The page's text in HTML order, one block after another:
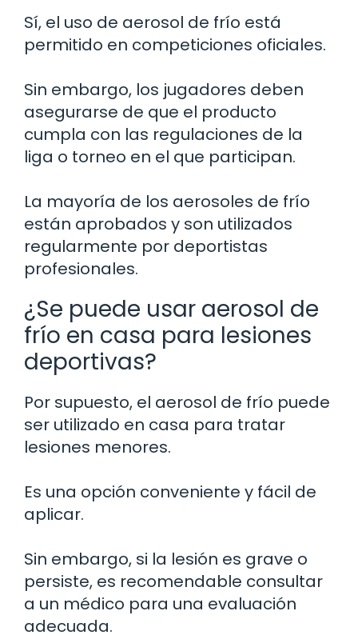
Sí, el uso de aerosol de frío está
permitido en competiciones oficiales.
Sin embargo, los jugadores deben
asegurarse de que el producto
cumpla con las regulaciones de la
liga o torneo en el que participan.
La mayoría de los aerosoles de frío
están aprobados y son utilizados
regularmente por deportistas
profesionales.
¿Se puede usar aerosol de
frío en casa para lesiones
deportivas?
Por supuesto, el aerosol de frío puede
ser utilizado en casa para tratar
lesiones menores.
Es una opción conveniente y fácil de
aplicar.
Sin embargo, si la lesión es grave o
persiste, es recomendable consultar
a un médico para una evaluación
adecuada.